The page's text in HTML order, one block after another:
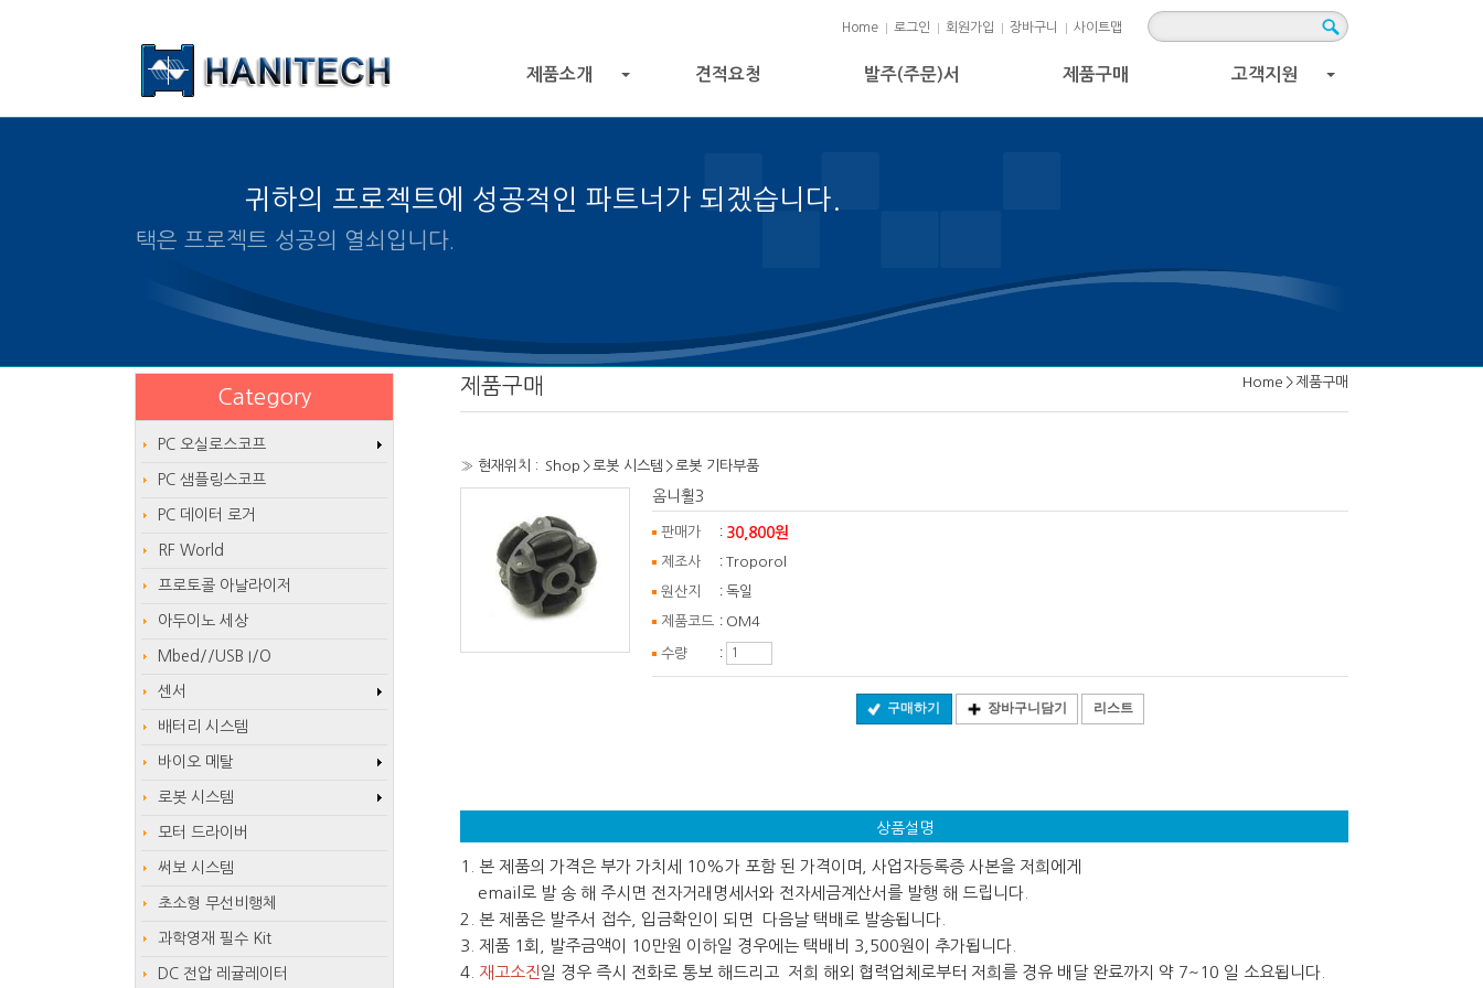
Home 로그인 회원가입 장바구니 사이트맵
제품소개 견적요청 발주(주문)서 제품구매 고객지원
귀하의 프로젝트에 성공적인 파트너가 되겠습니다.
알맞은 제품의 선택은 프로젝트 성공의 열쇠입니다.
Home > 제품구매
제품구매
» 현재위치 : Shop >로봇 시스템 >로봇 기타부품
옴니휠3
판매가 : 30,800원
제조사 : Troporol
원산지 : 독일
제품코드 : OM4
수량 :
구매하기 장바구니담기 리스트
상품설명
1. 본 제품의 가격은 부가 가치세 10%가 포함 된 가격이며, 사업자등록증 사본을 저희에게
email로 발 송 해 주시면 전자거래명세서와 전자세금계산서를 발행 해 드립니다.
2. 본 제품은 발주서 접수, 입금확인이 되면 다음날 택배로 발송됩니다.
3. 제품 1회, 발주금액이 10만원 이하일 경우에는 택배비 3,500원이 추가됩니다.
4. 재고소진 일 경우 즉시 전화로 통보 해드리고 저희 해외 협력업체로부터 저희를 경유 배달 완료까지 약 7~10 일 소요됩니다.
Category
PC 오실로스코프
PC 샘플링스코프
PC 데이터 로거
RF World
프로토콜 아날라이저
아두이노 세상
Mbed//USB I/O
센서
배터리 시스템
바이오 메탈
로봇 시스템
모터 드라이버
써보 시스템
초소형 무선비행체
과학영재 필수 Kit
DC 전압 레귤레이터